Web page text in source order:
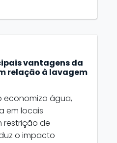
vantagens da
relação à lavagem
economiza água,
em locais
de
o impacto